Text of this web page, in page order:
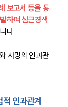
보고서 등을 통
하여 심근경색
다.
사망의 인과관
인과관계